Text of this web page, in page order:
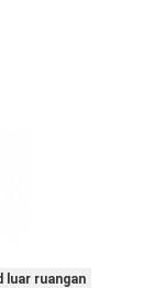
luar ruangan